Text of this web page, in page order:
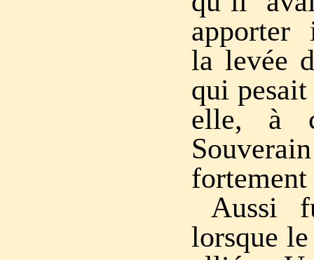
apporter
la levée
qui
elle, à
fortement
Aussi
lorsque